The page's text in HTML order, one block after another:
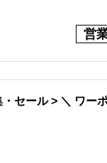
営
・セール > ＼ ワー